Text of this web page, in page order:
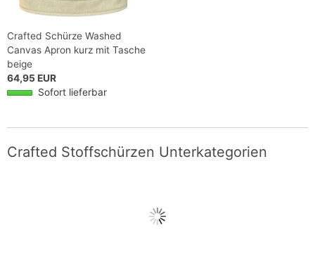
Crafted Schürze Washed
Canvas Apron kurz mit Tasche
beige
64,95 EUR
Sofort lieferbar
Crafted Stoffschürzen Unterkategorien